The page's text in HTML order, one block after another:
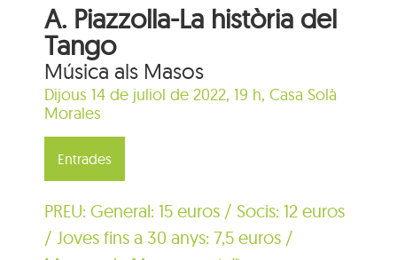
A. Piazzolla-La història del
Tango
Música als Masos
Dijous 14 de juliol de 2022, 19 h, Casa Solà
Morales
Entrades
PREU: General: 15 euros / Socis: 12 euros
/ Joves fins a 30 anys: 7,5 euros /